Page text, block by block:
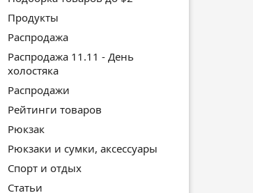
Продукты
Распродажа
Распродажа 11.11 - День
холостяка
Распродажи
Рейтинги товаров
Рюкзак
Рюкзаки и сумки, аксессуары
Спорт и отдых
Статьи